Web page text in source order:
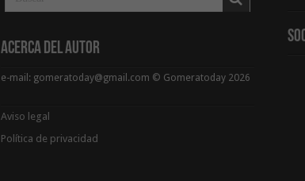
Acerca del Autor
e-mail: gomeratoday@gmail.com © Gomeratoday 2026
Aviso legal
Política de privacidad